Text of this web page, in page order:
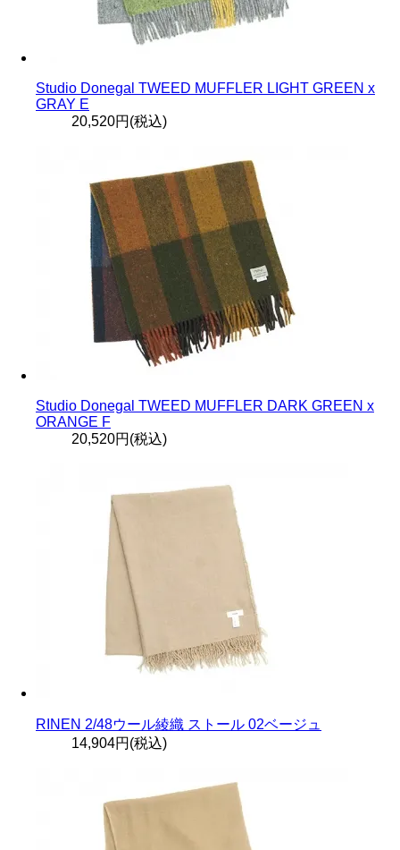
Studio Donegal TWEED MUFFLER LIGHT GREEN x
GRAY E
20,520円(税込)
Studio Donegal TWEED MUFFLER DARK GREEN x
ORANGE F
20,520円(税込)
RINEN 2/48ウール綾織 ストール 02ベージュ
14,904円(税込)